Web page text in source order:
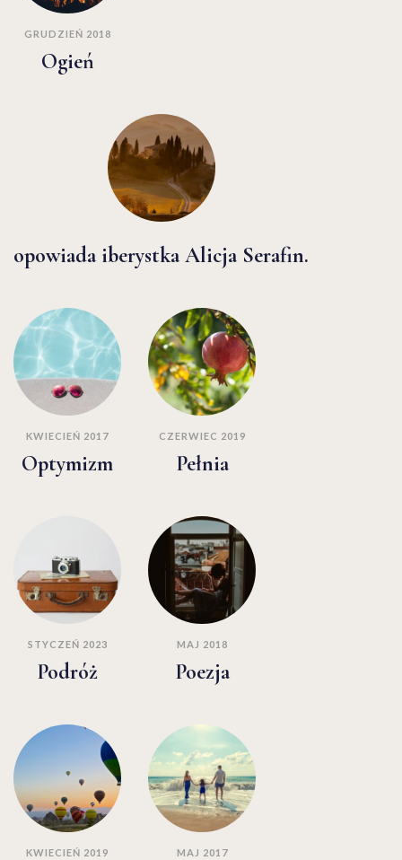
GRUDZIEŃ 2018
Ogień
opowiada iberystka Alicja Serafin.
KWIECIEŃ 2017
Optymizm
CZERWIEC 2019
Pełnia
STYCZEŃ 2023
Podróż
MAJ 2018
Poezja
KWIECIEŃ 2019 MAJ 2017